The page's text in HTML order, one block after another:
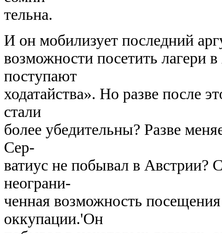
тельна.
И он мобилизует последний
возможности посетить лагери
поступают
ходатайства». Но разве после
стали
более убедительны? Разве
Сер-
ватиус не побывал в Австрии?
неограни-
ченная возможность посещения
оккупации.'Он